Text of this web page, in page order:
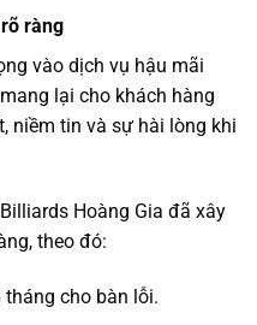
ràng
vào dịch vụ hậu mãi
lại cho khách hàng
niềm tin và sự hài lòng khi
Hoàng Gia đã xây
theo đó:
cho bàn lỗi.